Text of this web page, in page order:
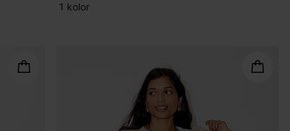
1 kolor